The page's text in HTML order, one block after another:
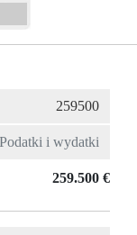
259.500 €